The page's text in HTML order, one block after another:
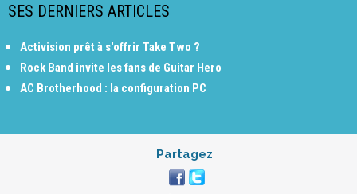
SES DERNIERS ARTICLES
Activision prêt à s'offrir Take Two ?
Rock Band invite les fans de Guitar Hero
AC Brotherhood : la configuration PC
Partagez